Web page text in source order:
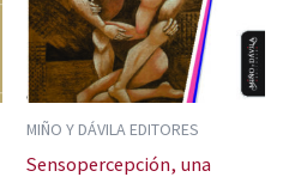
MIÑO Y DÁVILA EDITORES
Sensopercepción, una